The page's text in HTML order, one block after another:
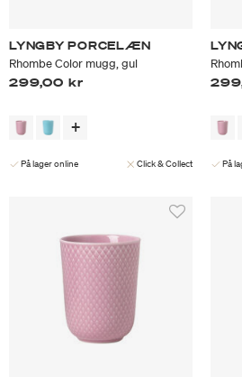
LYNGBY PORCELÆN
Rhombe Color mugg, gul
299,00 kr
På lager online Click & Collect På